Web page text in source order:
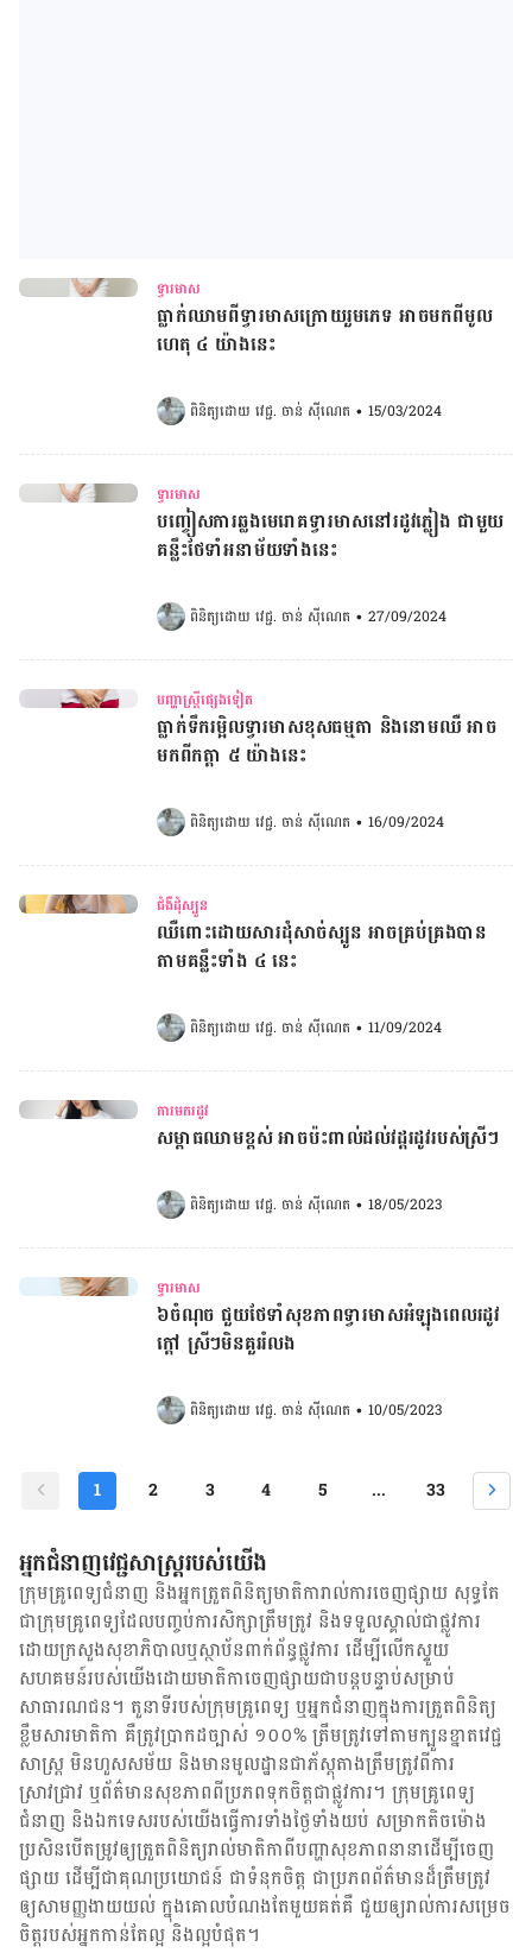
ទ្វារមាស
ធ្លាក់ឈាមពីទ្វារមាសក្រោយរួមភេទ អាចមកពីមូល
ហេតុ ៤ យ៉ាងនេះ
ពិនិត្យដោយ វេជ្ជ. ចាន់ ស៊ីណេត • 15/03/2024
ទ្វារមាស
បញ្ចៀសការឆ្លងមេរោគទ្វារមាសនៅរដូវភ្លៀង ជាមួយ
គន្លឹះថែទាំអនាម័យទាំងនេះ
ពិនិត្យដោយ វេជ្ជ. ចាន់ ស៊ីណេត • 27/09/2024
បញ្ហាស្ត្រីផ្សេងទៀត
ធ្លាក់ទឹករម្អិលទ្វារមាសខុសធម្មតា និងនោមឈឺ អាច
មកពីកត្តា ៥ យ៉ាងនេះ
ពិនិត្យដោយ វេជ្ជ. ចាន់ ស៊ីណេត • 16/09/2024
ជំងឺដុំស្បូន
ឈឺពោះដោយសារដុំសាច់ស្បូន អាចគ្រប់គ្រងបាន
តាមគន្លឹះទាំង ៤ នេះ
ពិនិត្យដោយ វេជ្ជ. ចាន់ ស៊ីណេត • 11/09/2024
ការមករដូវ
សម្ពាធឈាមខ្ពស់ អាចប៉ះពាល់ដល់វដ្តរដូវរបស់ស្រីៗ
ពិនិត្យដោយ វេជ្ជ. ចាន់ ស៊ីណេត • 18/05/2023
ទ្វារមាស
៦ចំណុច ជួយថែទាំសុខភាពទ្វារមាសអំឡុងពេលរដូវ
ក្តៅ ស្រីៗមិនគួររំលង
ពិនិត្យដោយ វេជ្ជ. ចាន់ ស៊ីណេត • 10/05/2023
1 2 3 4 5 ... 33
អ្នកជំនាញវេជ្ជសាស្ត្ររបស់យើង
ក្រុមគ្រូពេទ្យជំនាញ និង​អ្នក​ត្រួតពិនិត្យ​មាតិការាល់ការចេញផ្សាយ សុទ្ធតែ
ជា​ក្រុម​គ្រូពេទ្យ​ដែល​បញ្ចប់ការសិក្សាត្រឹមត្រូវ និង​ទទួល​ស្គាល់​ជាផ្លូវការ​
ដោយ​ក្រសួងសុខាភិបាលឬស្ថាប័ន​ពាក់ព័ន្ធ​ផ្លូវការ ដើម្បីលើកស្ទួយ​
សហគមន៍​របស់យើង​ដោយ​មាតិកា​ចេញផ្សាយជាបន្តបន្ទាប់សម្រាប់
សាធារណជន។ តួនាទីរបស់​ក្រុមគ្រូពេទ្យ ឬ​អ្នក​ជំនាញ​ក្នុងការ​ត្រួតពិនិត្យ​
ខ្លឹមសារ​មាតិកា គឺ​ត្រូវ​ប្រាកដ​ច្បាស់ ១០០% ត្រឹមត្រូវ​ទៅតាម​ក្បួនខ្នាតវេជ្ជ
សាស្ត្រ មិនហួសសម័យ និង​មានមូលដ្ឋាន​ជា​ភ័ស្តុតាង​ត្រឹមត្រូវ​ពី​ការ​
ស្រាវជ្រាវ ឬ​ព័ត៌មាន​សុខភាព​ពី​ប្រភព​ទុកចិត្ត​ជាផ្លូវការ។ ក្រុមគ្រូពេទ្យ
ជំនាញ និង​ឯកទេស​របស់យើង​ធ្វើការ​ទាំង​ថ្ងៃទាំងយប់ សម្រាក​តិចម៉ោង
ប្រសិន​បើ​តម្រូវ​ឲ្យ​ត្រួតពិនិត្យ​រាល់​មាតិកា​ពី​បញ្ហា​សុខភាព​នានា​ដើម្បី​ចេញ​
ផ្សាយ ដើម្បី​ជា​គុណប្រយោជន៍ ជា​ទំនុកចិត្ត ជា​ប្រភព​ព័ត៌មាន​ដ៏​ត្រឹមត្រូវ
ឲ្យសាមញ្ញ​ងាយយល់ ក្នុងគោលបំណង​តែមួយ​គត់​គឺ ជួយ​ឲ្យ​រាល់ការសម្រេច
ចិត្ត​របស់​អ្នក​កាន់តែ​ល្អ និង​ល្អ​បំផុត។